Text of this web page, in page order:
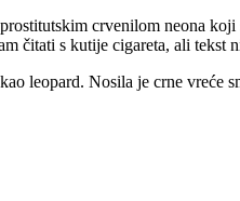
crvenilom neona
čitati s kutije cigareta, ali
leopard. Nosila je crne vreće